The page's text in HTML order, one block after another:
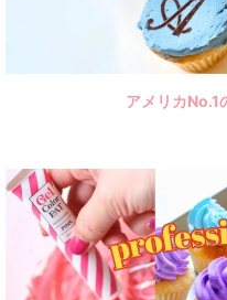
アメリカNo.1